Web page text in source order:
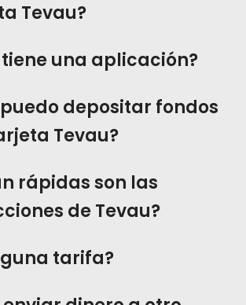
Tevau?
tiene una aplicación?
depositar fondos
Tevau?
rápidas son las
de Tevau?
tarifa?